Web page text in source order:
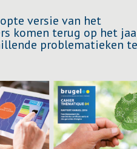
versie van het
komen terug op het
problematieken te